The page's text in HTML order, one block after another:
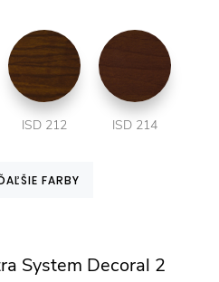
ISD 212 ISD 214
FARBY
System Decoral 2